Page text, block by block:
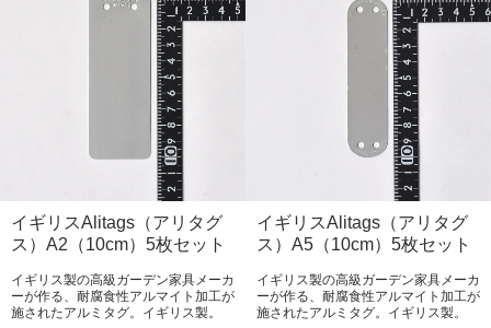
イギリスAlitags（アリタグ
ス）A2（10cm）5枚セット
イギリス製の高級ガーデン家具メーカ
ーが作る、耐腐食性アルマイト加工が
施されたアルミタグ。イギリス製。
イギリスAlitags（アリタグ
ス）A5（10cm）5枚セット
イギリス製の高級ガーデン家具メーカ
ーが作る、耐腐食性アルマイト加工が
施されたアルミタグ。イギリス製。